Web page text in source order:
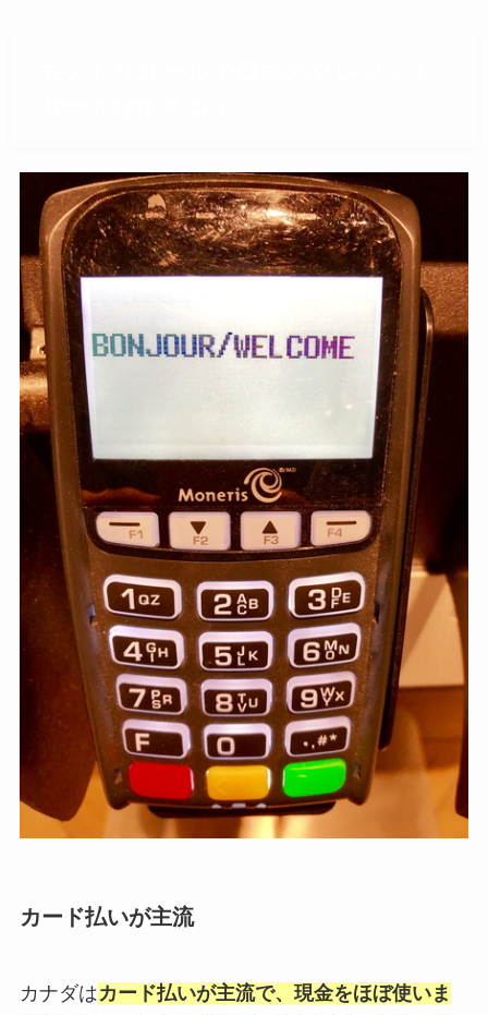
カード払いが主流
カナダはカード払いが主流で、現金をほぼ使いま